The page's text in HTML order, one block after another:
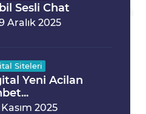
Sesli Chat
Aralık 2025
Siteleri
Yeni Acilan
2025